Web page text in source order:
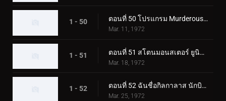
1 - 50 ตอนที่ 50 โปรแกรม Murderous Aurora ของ Monster Kamestone
Mar. 11, 1972
1 - 51 ตอนที่ 51 สโตนมอนสเตอร์ ยูนิคอร์นอส ปะทะ ดับเบิ้ลไรเดอร์คิก
Mar. 18, 1972
1 - 52 ตอนที่ 52 ฉันชื่อกิลกาลาส นักบินอวกาศลึกลับ
Mar. 25, 1972